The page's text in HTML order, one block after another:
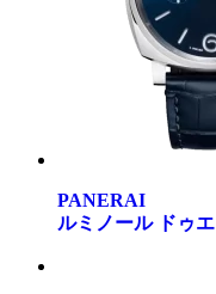
PANERAI
ルミノール ドゥエ